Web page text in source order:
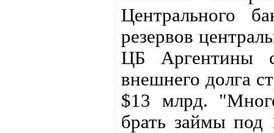
Центрального
резервов
ЦБ Аргентины
внешнего долга
$13 млрд.
брать займы под